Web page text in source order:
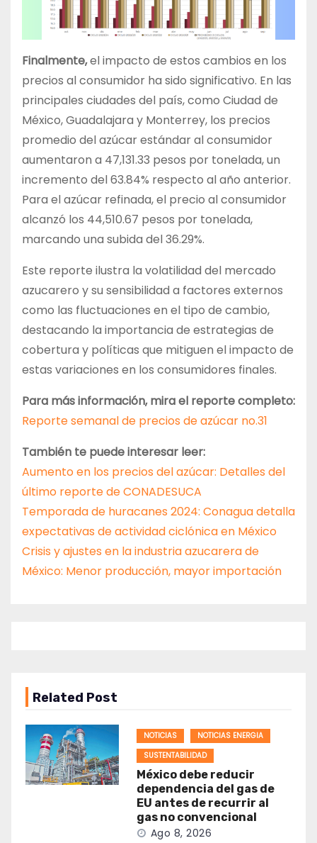
Finalmente,el impacto de estos cambios en los
precios al consumidor ha sido significativo. En las
principales ciudades del país, como Ciudad de
México, Guadalajara y Monterrey, los precios
promedio del azúcar estándar al consumidor
aumentaron a 47,131.33 pesos por tonelada, un
incremento del 63.84% respecto al año anterior.
Para el azúcar refinada, el precio al consumidor
alcanzó los 44,510.67 pesos por tonelada,
marcando una subida del 36.29%.
Este reporte ilustra la volatilidad del mercado
azucarero y su sensibilidad a factores externos
como las fluctuaciones en el tipo de cambio,
destacando la importancia de estrategias de
cobertura y políticas que mitiguen el impacto de
estas variaciones en los consumidores finales.
Para más información, mira el reporte completo:
Reporte semanal de precios de azúcar no.31
También te puede interesar leer:
Aumento en los precios del azúcar: Detalles del
último reporte de CONADESUCA
Temporada de huracanes 2024: Conagua detalla
expectativas de actividad ciclónica en México
Crisis y ajustes en la industria azucarera de
México: Menor producción, mayor importación
Related Post
NOTICIAS
NOTICIAS ENERGIA
SUSTENTABILIDAD
México debe reducir
dependencia del gas de
EU antes de recurrir al
gas no convencional
Ago 8, 2026